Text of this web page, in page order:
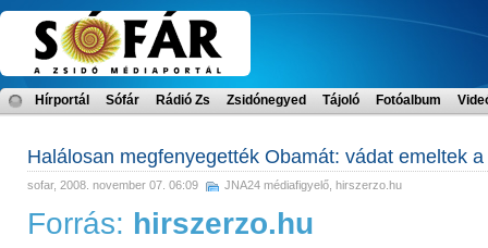
Hírportál Sófár Rádió Zs Zsidónegyed Tájoló Fotóalbum
Halálosan megfenyegették Obamát: vádat emeltek
sofar, 2008. november 07. 06:09 JNA24 médiafigyelő hirszerzo.hu
Forrás: hirszerzo.hu